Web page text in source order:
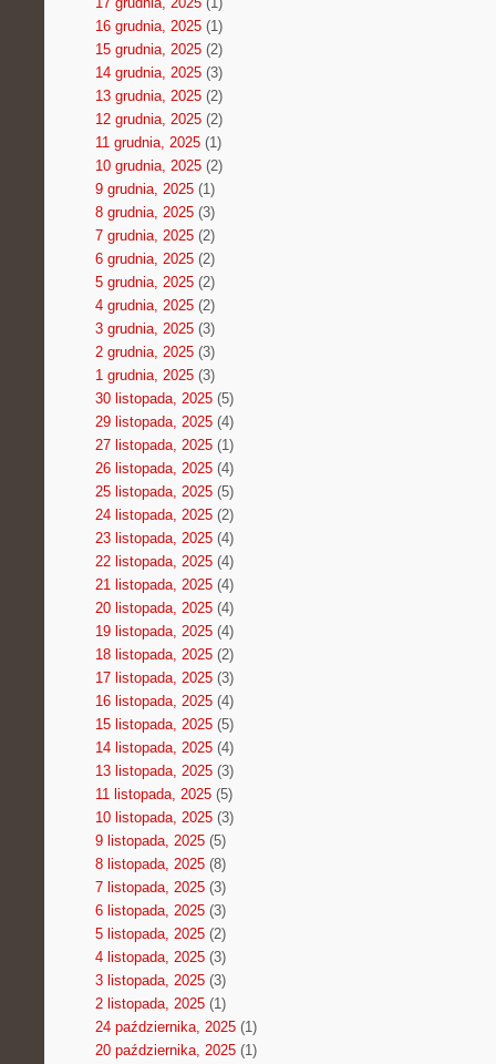
16 grudnia, 2025(1)
15 grudnia, 2025(2)
14 grudnia, 2025(3)
13 grudnia, 2025(2)
12 grudnia, 2025(2)
11 grudnia, 2025(1)
10 grudnia, 2025(2)
9 grudnia, 2025(1)
8 grudnia, 2025(3)
7 grudnia, 2025(2)
6 grudnia, 2025(2)
5 grudnia, 2025(2)
4 grudnia, 2025(2)
3 grudnia, 2025(3)
2 grudnia, 2025(3)
1 grudnia, 2025(3)
30 listopada, 2025(5)
29 listopada, 2025(4)
27 listopada, 2025(1)
26 listopada, 2025(4)
25 listopada, 2025(5)
24 listopada, 2025(2)
23 listopada, 2025(4)
22 listopada, 2025(4)
21 listopada, 2025(4)
20 listopada, 2025(4)
19 listopada, 2025(4)
18 listopada, 2025(2)
17 listopada, 2025(3)
16 listopada, 2025(4)
15 listopada, 2025(5)
14 listopada, 2025(4)
13 listopada, 2025(3)
11 listopada, 2025(5)
10 listopada, 2025(3)
9 listopada, 2025(5)
8 listopada, 2025(8)
7 listopada, 2025(3)
6 listopada, 2025(3)
5 listopada, 2025(2)
4 listopada, 2025(3)
3 listopada, 2025(3)
2 listopada, 2025(1)
24 października, 2025(1)
20 października, 2025(1)